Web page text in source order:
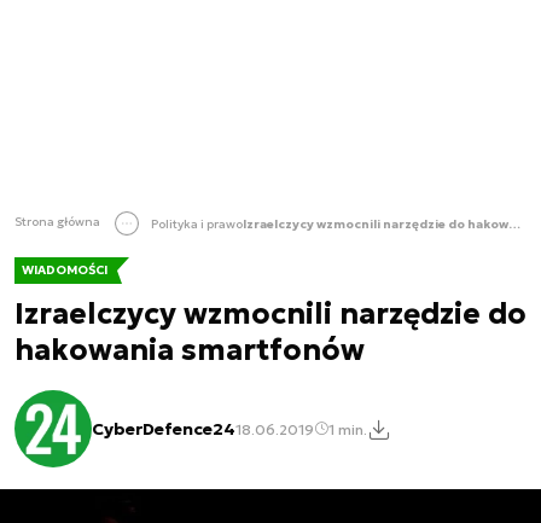
Strona główna Polityka i prawo Izraelczycy wzmocnili narzędzie do hakowania smartfonów
WIADOMOŚCI
Izraelczycy wzmocnili narzędzie do
hakowania smartfonów
CyberDefence2418.06.2019 1 min.